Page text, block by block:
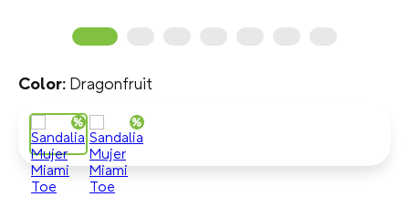
Dragonfruit